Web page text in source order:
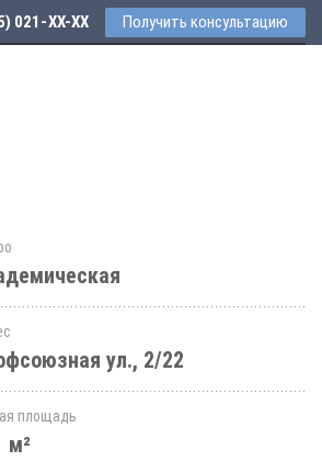
021-41-76 Получить консультацию
ул., 2/22
площадь
м²